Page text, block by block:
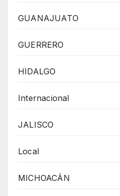
GUANAJUATO
GUERRERO
HIDALGO
Internacional
JALISCO
Local
MICHOACÁN